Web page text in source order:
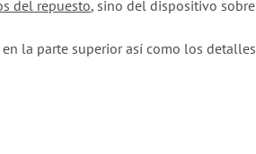
del repuesto, sino del dispositivo sobre
la parte superior así como los detalles